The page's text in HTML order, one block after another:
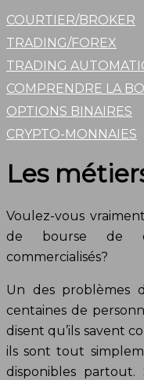
COURTIER/BROKER
TRADING/FOREX
TRADING
COMPRENDRE LA
OPTIONS BINAIRES
CRYPTO-MONNAIES
Les
Voulez-vous
de bourse de
commercialisés?
Un des problèmes
centaines de
disent qu’ils savent
ils sont tout
disponibles partout.